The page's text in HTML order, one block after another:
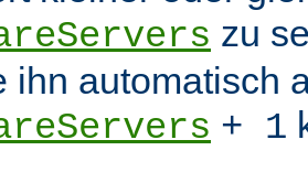
zu
ihn automatisch
+ 1